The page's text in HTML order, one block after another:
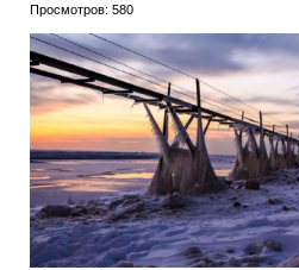
Просмотров: 580